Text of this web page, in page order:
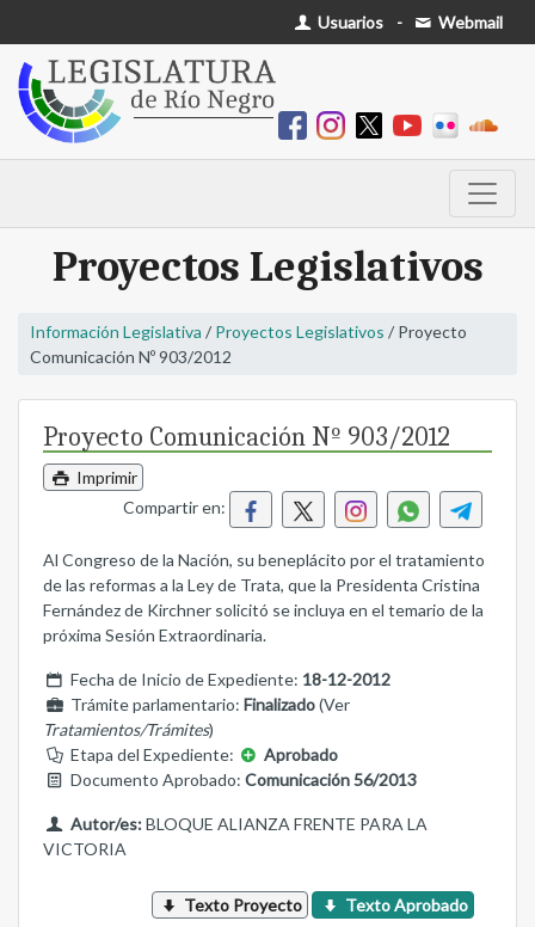
Usuarios - Webmail
Proyectos Legislativos
Información Legislativa / Proyectos Legislativos / Proyecto
Comunicación Nº 903/2012
Proyecto Comunicación Nº 903/2012
Imprimir
Compartir en:
Al Congreso de la Nación, su beneplácito por el tratamiento
de las reformas a la Ley de Trata, que la Presidenta Cristina
Fernández de Kirchner solicitó se incluya en el temario de la
próxima Sesión Extraordinaria.
Fecha de Inicio de Expediente: 18-12-2012
Trámite parlamentario: Finalizado(Ver
Tratamientos/Trámites)
Etapa del Expediente:
Aprobado
Documento Aprobado: Comunicación 56/2013
Autor/es:BLOQUE ALIANZA FRENTE PARA LA
VICTORIA
Texto Proyecto Texto Aprobado